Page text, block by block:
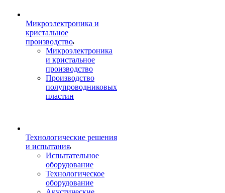
Микроэлектроника и
кристальное
производство
Микроэлектроника
и кристальное
производство
Производство
полупроводниковых
пластин
Технологические решения
и испытания
Испытательное
оборудование
Технологическое
оборудование